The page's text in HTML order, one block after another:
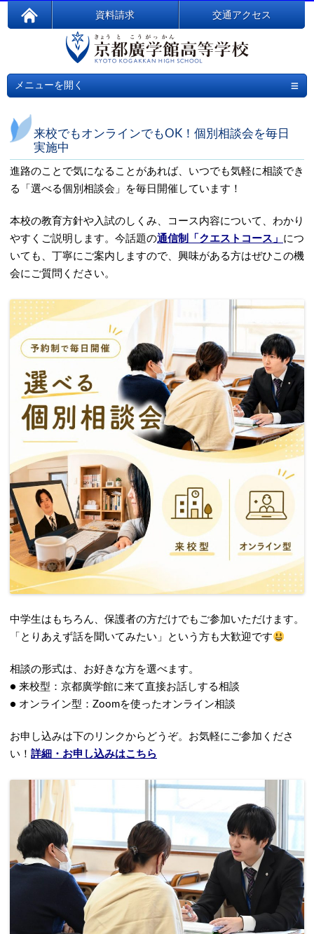
資料請求 交通アクセス
メニューを開く ≡
来校でもオンラインでもOK！個別相談会を毎日
実施中
進路のことで気になることがあれば、いつでも気軽に相談でき
る「選べる個別相談会」を毎日開催しています！
本校の教育方針や入試のしくみ、コース内容について、わかり
やすくご説明します。今話題の通信制「クエストコース」 につ
いても、丁寧にご案内しますので、興味がある方はぜひこの機
会にご質問ください。
中学生はもちろん、保護者の方だけでもご参加いただけます。
「とりあえず話を聞いてみたい」という方も大歓迎です
相談の形式は、お好きな方を選べます。
● 来校型：京都廣学館に来て直接お話しする相談
● オンライン型：Zoomを使ったオンライン相談
お申し込みは下のリンクからどうぞ。お気軽にご参加くださ
い！ 詳細・お申し込みはこちら